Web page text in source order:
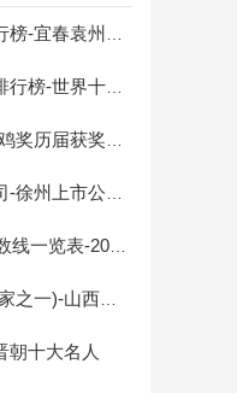
前十名-袁州区有什么景点
大有名大学排行榜
鸡奖历届最佳男女主角
上市公司排名
省大学录取分数线排名
西十大历史名人
朝十大名人